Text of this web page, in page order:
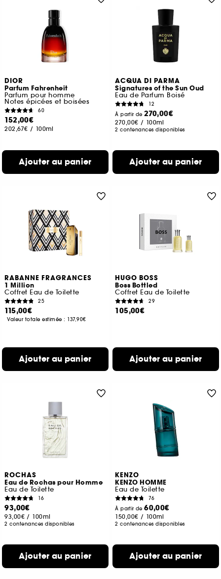
DIOR
Parfum Fahrenheit
Parfum pour homme
Notes épicées et boisées
60
152,00€
202,67€ / 100ml
Ajouter au panier
ACQUA DI PARMA
Signatures of the Sun Oud
Eau de Parfum Boisé
12
À partir de270,00€
270,00€ / 100ml
2 contenances disponibles
Ajouter au panier
RABANNE FRAGRANCES
1 Million
Coffret Eau de Toilette
25
115,00€
Valeur totale estimée : 137,90€
Ajouter au panier
HUGO BOSS
Boss Bottled
Coffret Eau de Toilette
29
105,00€
Ajouter au panier
ROCHAS
Eau de Rochas pour Homme
Eau de Toilette
16
93,00€
93,00€ / 100ml
2 contenances disponibles
Ajouter au panier
KENZO
KENZO HOMME
Eau de Toilette
76
À partir de60,00€
150,00€ / 100ml
2 contenances disponibles
Ajouter au panier